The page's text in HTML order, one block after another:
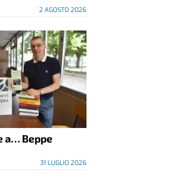
2 AGOSTO 2026
a… Beppe
31 LUGLIO 2026